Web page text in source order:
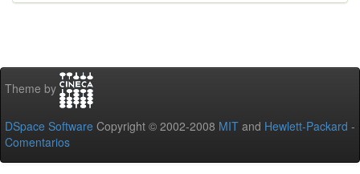
Theme by
DSpace Software Copyright © 2002-2008 MIT and Hewlett-Packard -
Comentarios